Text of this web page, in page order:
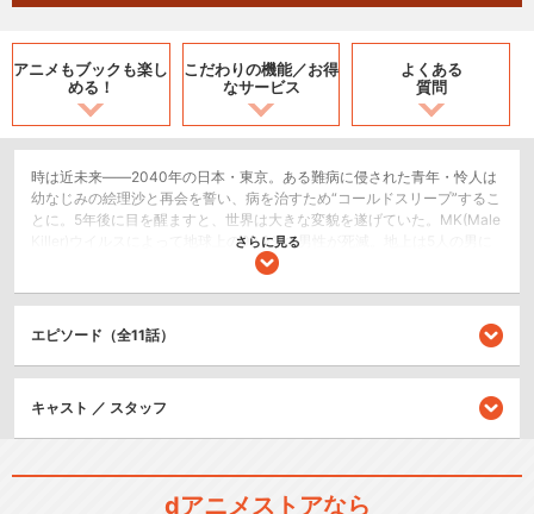
アニメもブックも楽し
める！
こだわりの機能／お得
なサービス
よくある
質問
時は近未来――2040年の日本・東京。ある難病に侵された青年・怜人は
幼なじみの絵理沙と再会を誓い、病を治すため“コールドスリープ”するこ
とに。5年後に目を醒ますと、世界は大きな変貌を遂げていた。MK(Male
Killer)ウイルスによって地球上の99.9％の男性が死滅。地上は5人の男に
対して50億の女性が存在する、超ハーレムとなっていた。MKウイルスへ
残された女性たちと人類の存続のため“メイティング”(子作り)することを
求められる。パンデミック後の世界に待っていたハーレム生活。同時
に、怜人はナンバーズを巡る世界的な陰謀に巻き込まれていく。押し寄
せる誘惑を乗り越え、世界を救うことはできるのか。
SF/ファンタジー
ホラー/サスペンス/推理
さらに見る
エピソード（全11話）
キャスト ／ スタッフ
dアニメストアなら